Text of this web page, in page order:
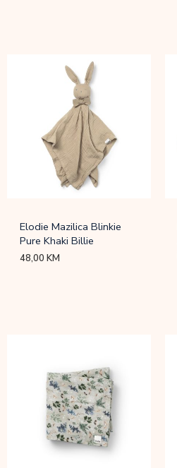
Elodie Mazilica Blinkie
Pure Khaki Billie
48,00KM